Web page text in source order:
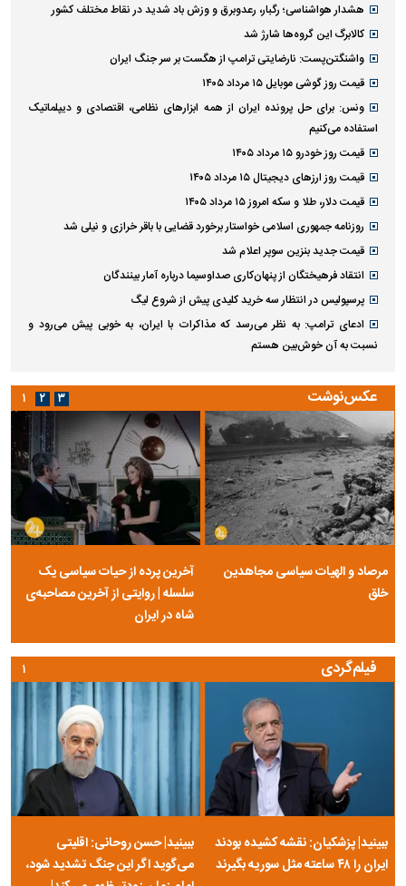
هشدار هواشناسی؛ رگبار، رعدوبرق و وزش باد شدید در نقاط مختلف کشور
کالابرگ این گروه‌ها شارژ شد
واشنگتن‌پست: نارضایتی ترامپ از هگست بر سر جنگ ایران
قیمت روز گوشی موبایل ۱۵ مرداد ۱۴۰۵
ونس: برای حل پرونده ایران از همه ابزارهای نظامی، اقتصادی و دیپلماتیک
استفاده می‌کنیم
قیمت روز خودرو ۱۵ مرداد ۱۴۰۵
قیمت روز ارز‌های دیجیتال ۱۵ مرداد ۱۴۰۵
قیمت دلار، طلا و سکه امروز ۱۵ مرداد ۱۴۰۵
روزنامه جمهوری اسلامی خواستار برخورد قضایی با باقر خرازی و نیلی شد
قیمت جدید بنزین سوپر اعلام شد
انتقاد فرهیختگان از پنهان‌کاری صداوسیما درباره آمار بینندگان
پرسپولیس در انتظار سه خرید کلیدی پیش از شروع لیگ
ادعای ترامپ: به نظر می‌رسد که مذاکرات با ایران، به خوبی پیش می‌رود و
نسبت به آن خوش‌بین هستم
عکس‌نوشت
مرصاد و الهیات سیاسی مجاهدین
خلق
آخرین پرده از حیات سیاسی یک
سلسله | روایتی از آخرین مصاحبه‌ی
شاه در ایران
۱ ۲ ۳
فیلم‌گردی
ببینید| پزشکیان: نقشه کشیده بودند
ایران را ۴۸ ساعته مثل سوریه بگیرند
ببینید| حسن روحانی: اقلیتی
می‌گوید اگر این جنگ تشدید شود،
۱